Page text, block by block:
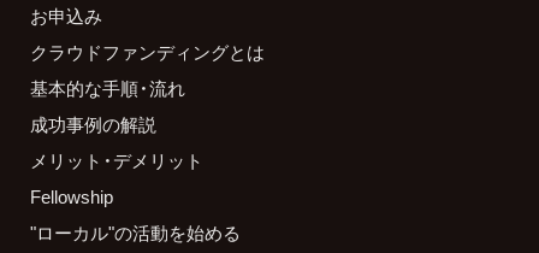
お申込み
クラウドファンディングとは
基本的な手順・流れ
成功事例の解説
メリット・デメリット
Fellowship
"ローカル"の活動を始める